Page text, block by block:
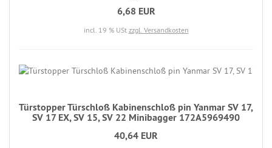
6,68 EUR
incl. 19 % USt zzgl. Versandkosten
Türstopper Türschloß Kabinenschloß pin Yanmar SV 17,
SV 17 EX, SV 15, SV 22 Minibagger 172A5969490
40,64 EUR